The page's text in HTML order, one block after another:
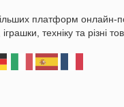
платформ онлайн-
техніку та різні